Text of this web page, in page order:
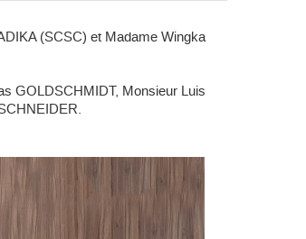
(SCSC) et Madame Wingka
GOLDSCHMIDT, Monsieur Luis